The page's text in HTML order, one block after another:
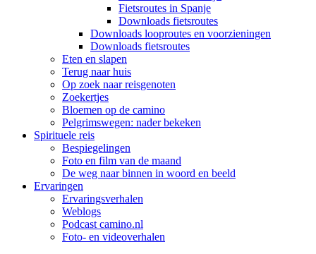
Fietsroutes in Spanje
Downloads fietsroutes
Downloads looproutes en voorzieningen
Downloads fietsroutes
Eten en slapen
Terug naar huis
Op zoek naar reisgenoten
Zoekertjes
Bloemen op de camino
Pelgrimswegen: nader bekeken
Spirituele reis
Bespiegelingen
Foto en film van de maand
De weg naar binnen in woord en beeld
Ervaringen
Ervaringsverhalen
Weblogs
Podcast camino.nl
Foto- en videoverhalen